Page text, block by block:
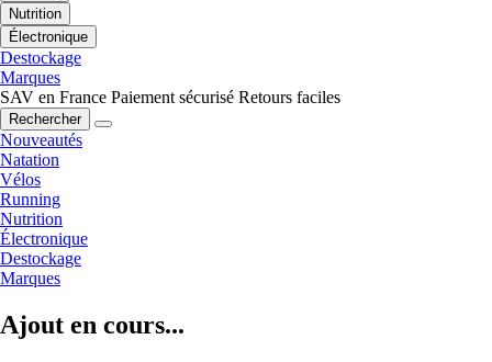
Nutrition
Électronique
Destockage
Marques
SAV en France Paiement sécurisé Retours faciles
Rechercher
Nouveautés
Natation
Vélos
Running
Nutrition
Électronique
Destockage
Marques
Ajout en cours...